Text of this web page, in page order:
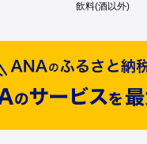
飲料(酒以外)